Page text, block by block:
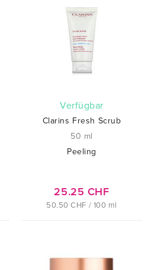
verfügbar
Clarins Fresh Scrub
50 ml
Peeling
25.25 CHF
50.50 CHF / 100 ml